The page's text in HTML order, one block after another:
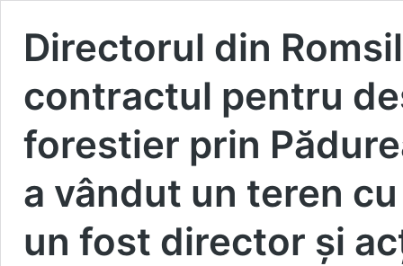
Directorul din
contractul pentru
forestier prin
a vândut un teren
un fost director și